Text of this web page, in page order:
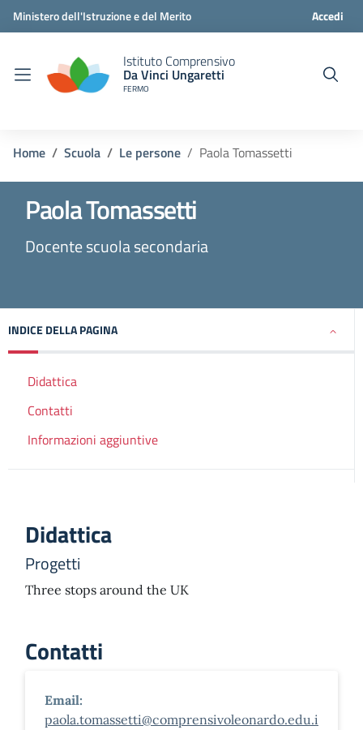
Ministero dell'Istruzione e del Merito Accedi
Istituto Comprensivo
Da Vinci Ungaretti
FERMO
Home Scuola Le persone Paola Tomassetti
Paola Tomassetti
Docente scuola secondaria
INDICE DELLA PAGINA
Didattica
Contatti
Informazioni aggiuntive
Didattica
Progetti
Three stops around the UK
Contatti
Email:
paola.tomassetti@comprensivoleonardo.edu.i